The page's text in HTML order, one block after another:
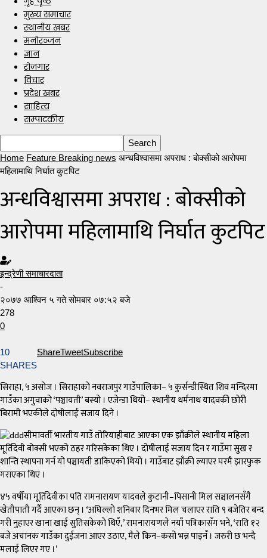
मुख्य समाचार
स्थानीय खबर
मनोरञ्जन
ज्ञान
रोजगार
विचार
प्रदेश खबर
साहित्य
सम्पादकीय
Home Feature Breaking news अन्धविश्वासमा अपराध : बोक्सीको आरोपमा
महिलामाथि निर्घात कुटपिट
अन्धविश्वासमा अपराध : बोक्सीको
आरोपमा महिलामाथि निर्घात कुटपिट
इन्द्रेणी समाचारदाता
-
२०७७ आश्विन ५ गते सोमबार ०७:५२ बजे
278
0
10
SHARES
ShareTweetSubscribe
सिराहा, ५ असोज । सिराहाको नवराजपुर गाउँपालिका– ५ कुर्सन्डीस्थित शिव मन्दिरमा
गाउँका अगुवाको ‘पञ्चायती’ बस्यो । एजेन्डा थियो– स्थानीय धर्मनाथ यादवकी छोरी
बिरामी भएकीले दोषीलाई सजाय दिने ।
सीमावर्ती भारतीय गाउँ तोरियाहीबाट आएका एक झाँक्रीले स्थानीय महिला
मूर्तिदेवी बोक्सी भएको ठहर गरिसकेका थिए । दोषीलाई सजाय दिन र गाउँमा सुख र
शान्ति स्थापना गर्न यो पञ्चायती डाकिएको थियो । गाउँबाट झाँक्री ल्याएर घरमै झारफुक
गराएका थिए ।
४५ वर्षीया मूर्तिदेवीका पति रामनारायण यादवले कुटानी–पिसानी मिल सञ्चालनसँगै
खेतीपाती गर्दै आएका छन् । ‘अघिल्लो शनिबार दिनभर मिल चलाएर राति ९ बजेतिर बन्द
गरी नुहाएर खाना खाई सुतिसकेको थिएँ,’ रामनारायणले नयाँ पत्रिकासँग भने, ‘राति १२
बजे अचानक गाउँका दुईजना आएर उठाए, मैले किन–कसो भन्न पाइनँ । जरुरी छ भन्दै
मलाई लिएर गए ।’